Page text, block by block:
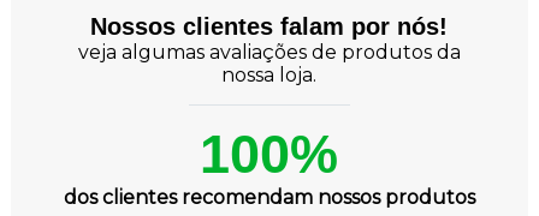
Nossos clientes falam por nós!
veja algumas avaliações de produtos da
nossa loja.
100%
dos clientes recomendam nossos produtos